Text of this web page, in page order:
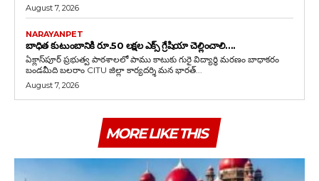
August 7, 2026
NARAYANPET
బాధిత కుటుంబానికి రూ.50 లక్షల ఎక్స్ గ్రేషియా చెల్లించాలి….
ఏక్లాస్‌పూర్ ప్రభుత్వ పాఠశాలలో పాము కాటుకు గురై విద్యార్థి మరణం బాధాకరం
బండమీది బలరాం CITU జిల్లా కార్యదర్శి మన భారత్...
August 7, 2026
MORE LIKE THIS